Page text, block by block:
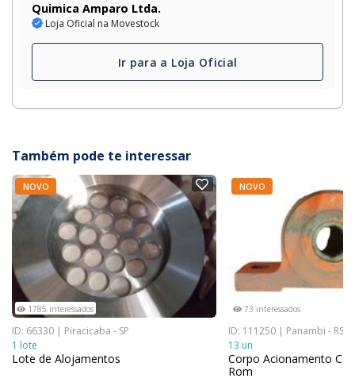
Quimica Amparo Ltda.
Loja Oficial na Movestock
Ir para a Loja Oficial
Também pode te interessar
NOVO
1785 interessados
ID: 66330 | Piracicaba - SP
1 lote
Lote de Alojamentos
NOVO
73 interessados
ID: 111250 | Panambi - RS
13 un
Corpo Acionamento
Rom